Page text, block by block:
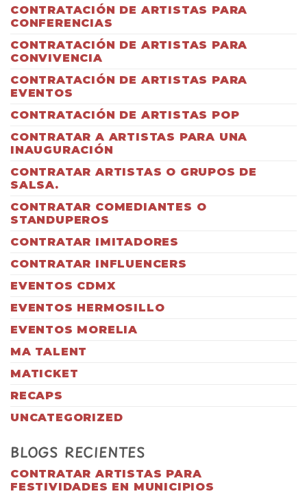
CONTRATACIÓN DE ARTISTAS PARA
CONFERENCIAS
CONTRATACIÓN DE ARTISTAS PARA
CONVIVENCIA
CONTRATACIÓN DE ARTISTAS PARA
EVENTOS
CONTRATACIÓN DE ARTISTAS POP
CONTRATAR A ARTISTAS PARA UNA
INAUGURACIÓN
CONTRATAR ARTISTAS O GRUPOS DE
SALSA.
CONTRATAR COMEDIANTES O
STANDUPEROS
CONTRATAR IMITADORES
CONTRATAR INFLUENCERS
EVENTOS CDMX
EVENTOS HERMOSILLO
EVENTOS MORELIA
MA TALENT
MATICKET
RECAPS
UNCATEGORIZED
BLOGS RECIENTES
CONTRATAR ARTISTAS PARA
FESTIVIDADES EN MUNICIPIOS